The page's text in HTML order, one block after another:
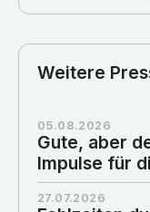
Weitere
05.08.2026
Gute, aber
Impulse für
27.07.2026